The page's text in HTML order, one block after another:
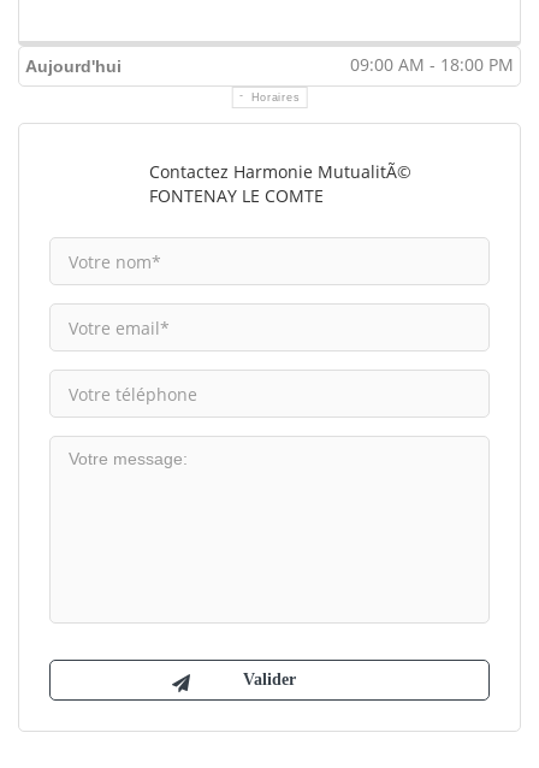
Aujourd'hui 09:00 AM - 18:00 PM
Horaires
Contactez Harmonie MutualitÃ©
FONTENAY LE COMTE